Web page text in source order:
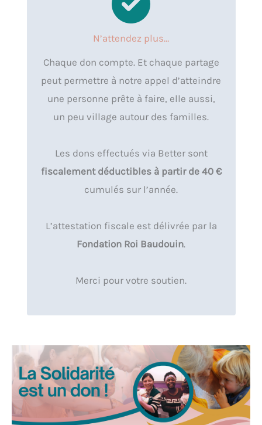
N’attendez plus…
Chaque don compte. Et chaque partage
peut permettre à notre appel d’atteindre
une personne prête à faire, elle aussi,
un peu village autour des familles.
Les dons effectués via Better sont
fiscalement déductibles à partir de 40 €
cumulés sur l’année.
L’attestation fiscale est délivrée par la
Fondation Roi Baudouin.
Merci pour votre soutien.